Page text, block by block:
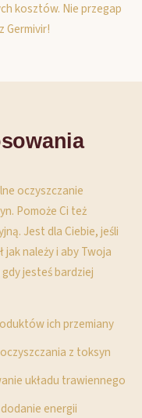
kosztów. Nie przegap
Germivir!
oczyszczanie
Pomoże Ci też
Jest dla Ciebie, jeśli
jak należy i aby Twoja
jesteś bardziej
ich przemiany
z toksyn
układu trawiennego
energii